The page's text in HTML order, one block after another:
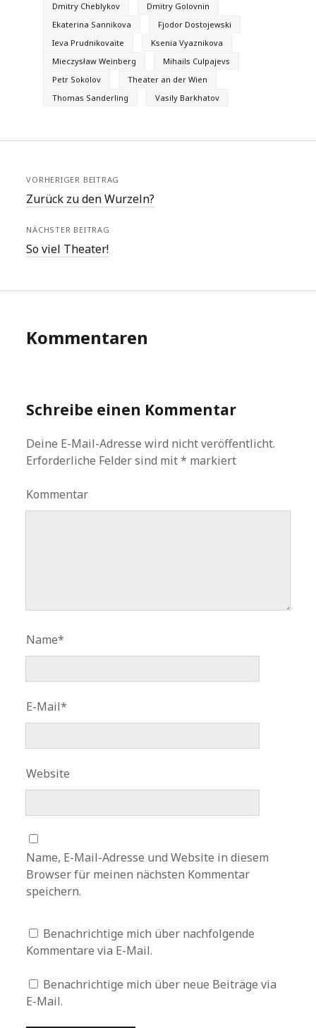
Dmitry Cheblykov
Dmitry Golovnin
Ekaterina Sannikova
Fjodor Dostojewski
Ieva Prudnikovaite
Ksenia Vyaznikova
Mieczysław Weinberg
Mihails Culpajevs
Petr Sokolov
Theater an der Wien
Thomas Sanderling
Vasily Barkhatov
VORHERIGER BEITRAG
Zurück zu den Wurzeln?
NÄCHSTER BEITRAG
So viel Theater!
Kommentaren
Schreibe einen Kommentar
Deine E-Mail-Adresse wird nicht veröffentlicht.
Erforderliche Felder sind mit* markiert
Kommentar
Name*
E-Mail*
Website
Name, E-Mail-Adresse und Website in diesem
Browser für meinen nächsten Kommentar
speichern.
Benachrichtige mich über nachfolgende
Kommentare via E-Mail.
Benachrichtige mich über neue Beiträge via
E-Mail.